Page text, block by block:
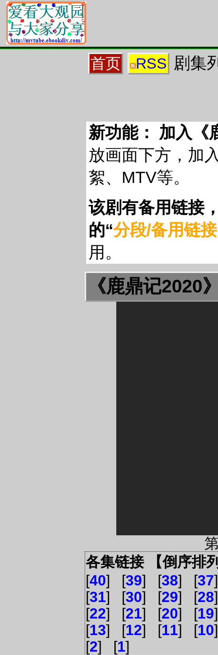
首页 RSS 剧集
新功能： 加入《
放画面下方，加
絮、MTV等。
该剧有备用链接
的“分段/备用链接
用。
《鹿鼎记2020
各集链接 【倒序排
[40] [39] [38] [37
[31] [30] [29] [28
[22] [21] [20] [19
[13] [12] [11] [10
[2] [1]